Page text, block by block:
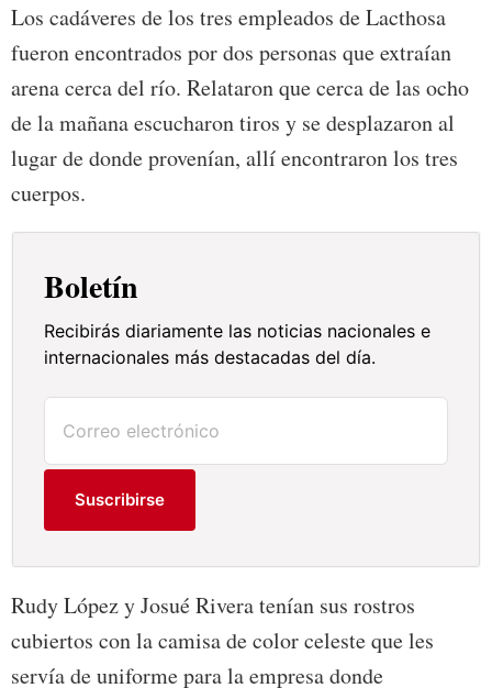
Los cadáveres de los tres empleados de Lacthosa
fueron encontrados por dos personas que extraían
arena cerca del río. Relataron que cerca de las ocho
de la mañana escucharon tiros y se desplazaron al
lugar de donde provenían, allí encontraron los tres
cuerpos.
Boletín
Recibirás diariamente las noticias nacionales e
internacionales más destacadas del día.
Suscribirse
Rudy López y Josué Rivera tenían sus rostros
cubiertos con la camisa de color celeste que les
servía de uniforme para la empresa donde